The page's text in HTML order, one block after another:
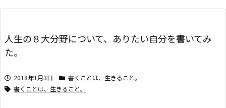
人生の８大分野について、ありたい自分を書いてみ
た。
2018年1月3日
書くことは、生きること。
書くことは、生きること。